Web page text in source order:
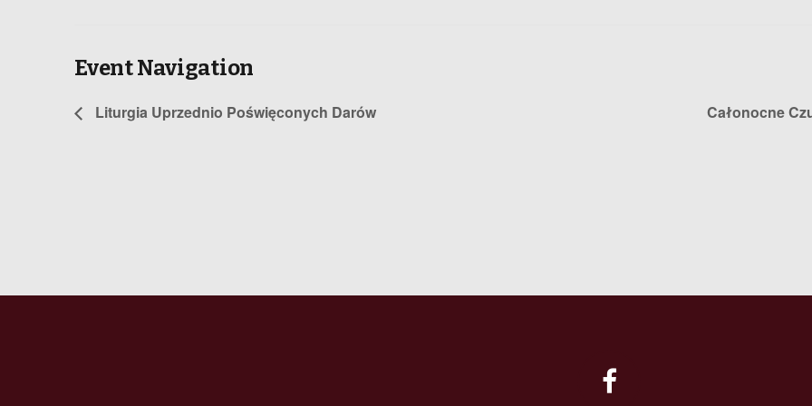
Event Navigation
Liturgia Uprzednio Poświęconych Darów Całonocne